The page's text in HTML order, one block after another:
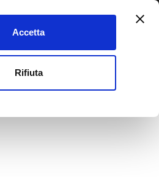
Accetta
Rifiuta